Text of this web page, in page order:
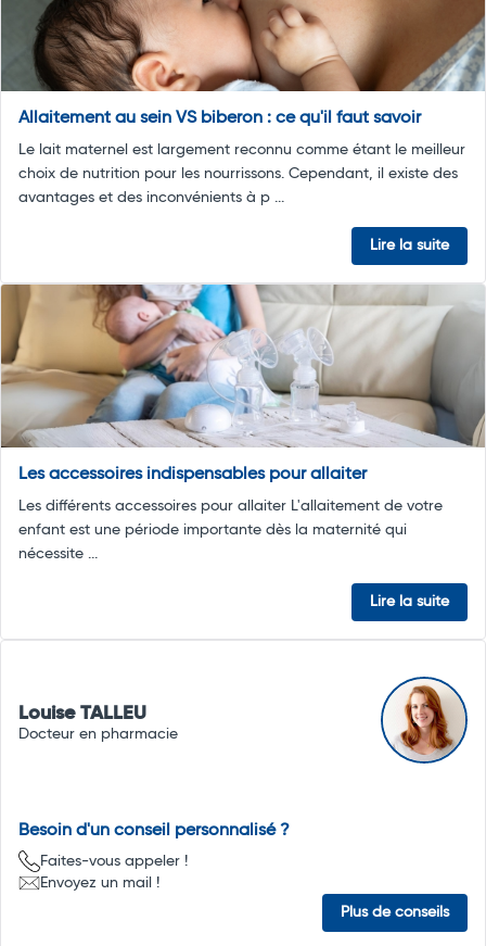
Allaitement au sein VS biberon : ce qu'il faut savoir
Le lait maternel est largement reconnu comme étant le meilleur
choix de nutrition pour les nourrissons. Cependant, il existe des
avantages et des inconvénients à p ...
Lire la suite
Les accessoires indispensables pour allaiter
Les différents accessoires pour allaiter L'allaitement de votre
enfant est une période importante dès la maternité qui
nécessite ...
Lire la suite
Louise TALLEU
Docteur en pharmacie
Besoin d'un conseil personnalisé ?
Faites-vous appeler !
Envoyez un mail !
Plus de conseils